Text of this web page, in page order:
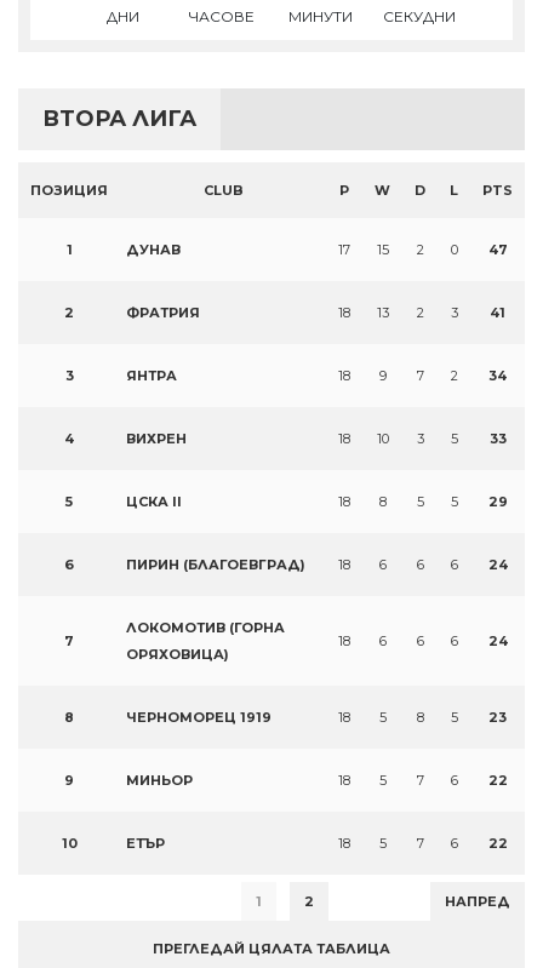
ДНИ ЧАСОВЕ МИНУТИ СЕКУДНИ
ВТОРА ЛИГА
ПОЗИЦИЯ CLUB P W D L PTS
1 ДУНАВ 17 15 2 0 47
2 ФРАТРИЯ 18 13 2 3 41
3 ЯНТРА 18 9 7 2 34
4 ВИХРЕН 18 10 3 5 33
5 ЦСКА II 18 8 5 5 29
6 ПИРИН (БЛАГОЕВГРАД) 18 6 6 6 24
7
ЛОКОМОТИВ (ГОРНА
ОРЯХОВИЦА)
18 6 6 6 24
8 ЧЕРНОМОРЕЦ 1919 18 5 8 5 23
9 МИНЬОР 18 5 7 6 22
10 ЕТЪР 18 5 7 6 22
1 2 НАПРЕД
ПРЕГЛЕДАЙ ЦЯЛАТА ТАБЛИЦА